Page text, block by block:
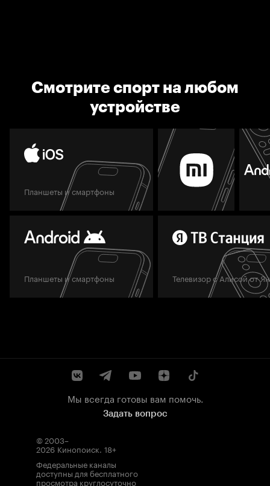
Смотрите спорт на любом
устройстве
Планшеты и смартфоны
Планшеты и смартфоны Телевизор с Алисой от
Мы всегда готовы вам помочь.
Задать вопрос
© 2003–
2026 Кинопоиск. 18+
Федеральные каналы
доступны для бесплатного
просмотра круглосуточно